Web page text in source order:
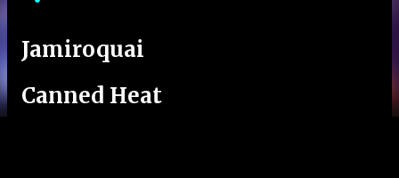
Jamiroquai
Canned Heat